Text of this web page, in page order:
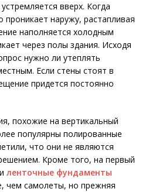
вверх. Когда
проникает наружу, растапливая
наполняется холодным
через полы здания. Исходя
нужно ли утеплять
Если стены стоят в
придется постоянно
похожие на вертикальный
популярны полированные
что они не являются
Кроме того, на первый
ленточные фундаменты
чем самолеты, но прежняя